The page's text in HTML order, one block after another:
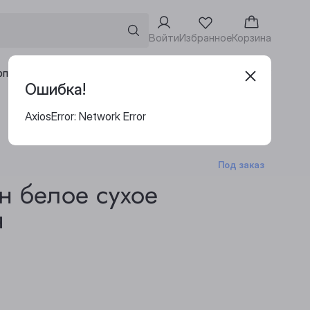
ВойтиИзбранноеКорзина
клиентам Адреса винотек
Под заказ
белое сухое
Ошибка!
AxiosError: Network Error